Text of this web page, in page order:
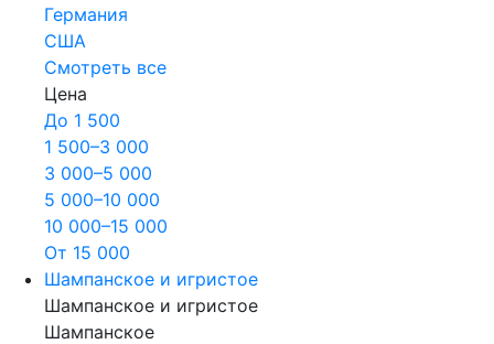
Германия
США
Смотреть все
Цена
До 1 500
1 500–3 000
3 000–5 000
5 000–10 000
10 000–15 000
От 15 000
Шампанское и игристое
Шампанское и игристое
Шампанское